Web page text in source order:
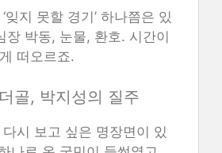
잊지 못할 경기’ 하나쯤은 있
장 박동, 눈물, 환호. 시간이
떠오르죠.
골, 박지성의 질주
시 보고 싶은 명장면이 있